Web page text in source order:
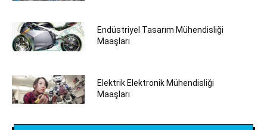
Endüstriyel Tasarım Mühendisliği
Maaşları
Elektrik Elektronik Mühendisliği
Maaşları